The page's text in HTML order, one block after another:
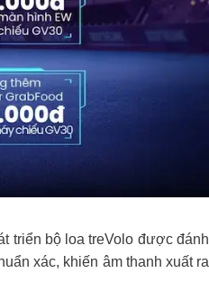
triển bộ loa treVolo được đánh
xác, khiến âm thanh xuất ra